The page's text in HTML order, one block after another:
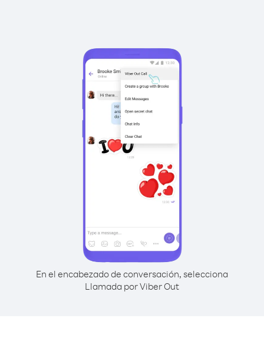
En el encabezado de conversación, selecciona
Llamada por Viber Out